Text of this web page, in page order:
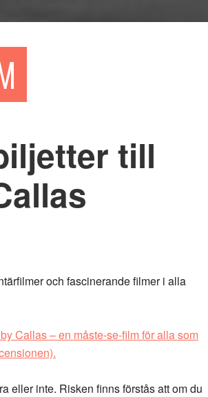
till
och fascinerande filmer i alla
Callas – en måste-se-film för alla som
.
eller inte. Risken finns förstås att om du